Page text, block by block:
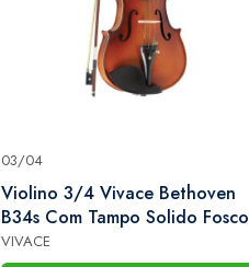
03/04
Violino 3/4 Vivace Bethoven
B34s Com Tampo Solido Fosco
VIVACE